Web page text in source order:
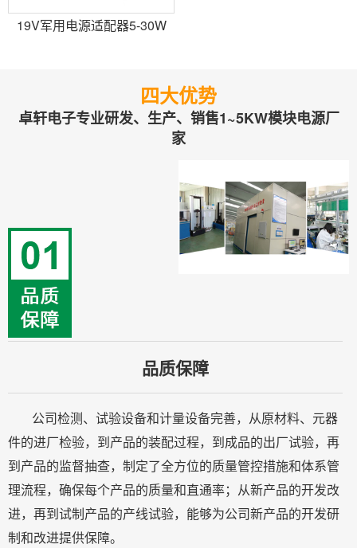
19V军用电源适配器5-30W
四大优势
卓轩电子专业研发、生产、销售1~5KW模块电源厂
家
品质保障
公司检测、试验设备和计量设备完善，从原材料、元器
件的进厂检验，到产品的装配过程，到成品的出厂试验，再
到产品的监督抽查，制定了全方位的质量管控措施和体系管
理流程，确保每个产品的质量和直通率；从新产品的开发改
进，再到试制产品的产线试验，能够为公司新产品的开发研
制和改进提供保障。